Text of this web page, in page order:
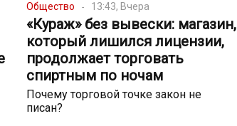
Общество 13:43, Вчера
«Кураж» без вывески: магазин,
который лишился лицензии,
продолжает торговать
спиртным по ночам
Почему торговой точке закон не
писан?